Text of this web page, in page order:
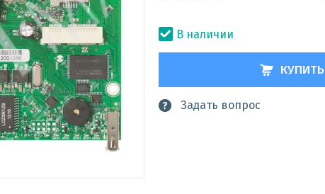
В наличии
КУПИТЬ
Задать вопрос